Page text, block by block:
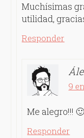
Muchísimas
utilidad,
Responder
9
Me alegro!!! 🙂
Responder